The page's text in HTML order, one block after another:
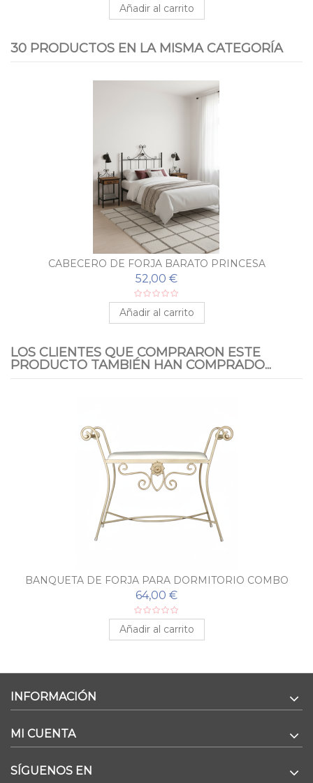
Añadir al carrito
30 PRODUCTOS EN LA MISMA CATEGORÍA
CABECERO DE FORJA BARATO PRINCESA
52,00 €
Añadir al carrito
LOS CLIENTES QUE COMPRARON ESTE
PRODUCTO TAMBIÉN HAN COMPRADO...
BANQUETA DE FORJA PARA DORMITORIO COMBO
64,00 €
Añadir al carrito
INFORMACIÓN
MI CUENTA
SÍGUENOS EN